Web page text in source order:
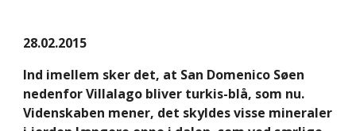
28.02.2015
Ind imellem sker det, at San Domenico Søen
nedenfor Villalago bliver turkis-blå, som nu.
Videnskaben mener, det skyldes visse mineraler